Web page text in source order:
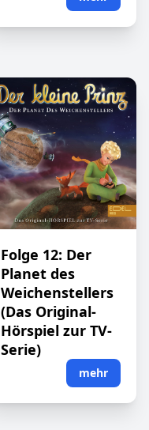
Folge 12: Der
Planet des
Weichenstellers
(Das Original-
Hörspiel zur TV-
Serie)
mehr